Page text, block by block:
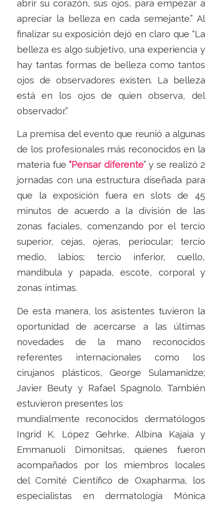
abrir su corazón, sus ojos, para empezar a
apreciar la belleza en cada semejante.” Al
finalizar su exposición dejó en claro que “La
belleza es algo subjetivo, una experiencia y
hay tantas formas de belleza como tantos
ojos de observadores existen. La belleza
está en los ojos de quien observa, del
observador.”
La premisa del evento que reunió a algunas
de los profesionales más reconocidos en la
materia fue“Pensar diferente” y se realizó 2
jornadas con una estructura diseñada para
que la exposición fuera en slots de 45
minutos de acuerdo a la división de las
zonas faciales, comenzando por el tercio
superior, cejas, ojeras, periocular; tercio
medio, labios; tercio inferior, cuello,
mandíbula y papada, escote, corporal y
zonas íntimas.
De esta manera, los asistentes tuvieron la
oportunidad de acercarse a las últimas
novedades de la mano reconocidos
referentes internacionales como los
cirujanos plásticos, George Sulamanidze;
Javier Beuty y Rafael Spagnolo. También
estuvieron presentes los
mundialmente reconocidos dermatólogos
Ingrid K. López Gehrke, Albina Kajaia y
Emmanuoli Dimonitsas, quienes fueron
acompañados por los miembros locales
del Comité Científico de Oxapharma, los
especialistas en dermatología Mónica